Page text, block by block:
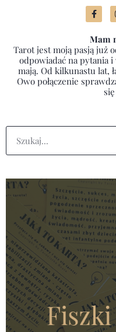
Mam
Tarot jest moją pasją już
odpowiadać na pytania
mają. Od kilkunastu lat,
Owo połączenie